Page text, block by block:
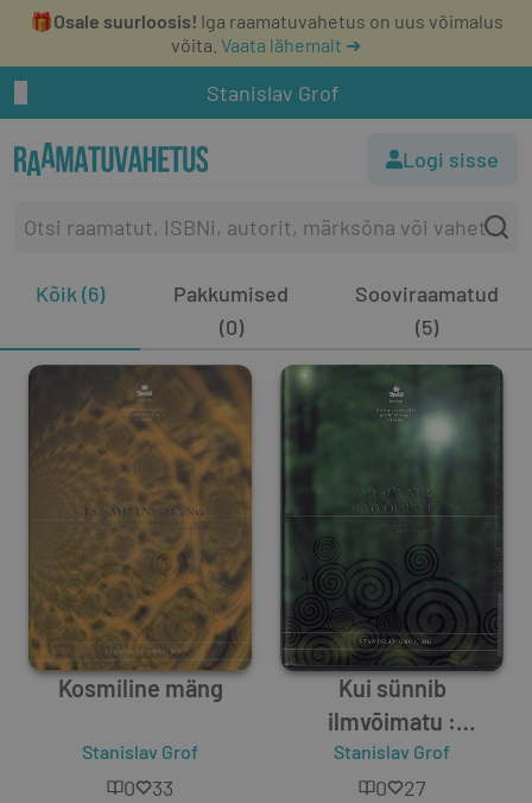
🎁Osale suurloosis! Iga raamatuvahetus on uus võimalus
võita. Vaata lähemalt ➔
Stanislav Grof
Logi sisse
Kõik (6)
Pakkumised
(0)
Sooviraamatud
(5)
Kosmiline mäng
Stanislav Grof
0 33
Kui sünnib
ilmvõimatu :
seiklused
ebatavalistes
Stanislav Grof
0 27